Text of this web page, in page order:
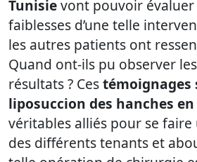
Tunisievont pouvoir évaluer
faiblesses d’une telle
les autres patients ont
Quand ont-ils pu observer
résultats ? Cestémoignages
liposuccion des hanches
véritables alliés pour se faire
des différents tenants et